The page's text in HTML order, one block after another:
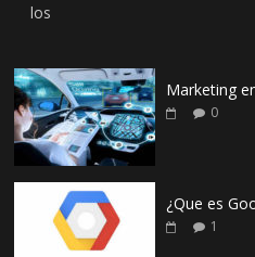
los
Marketing
0
¿Que es
1